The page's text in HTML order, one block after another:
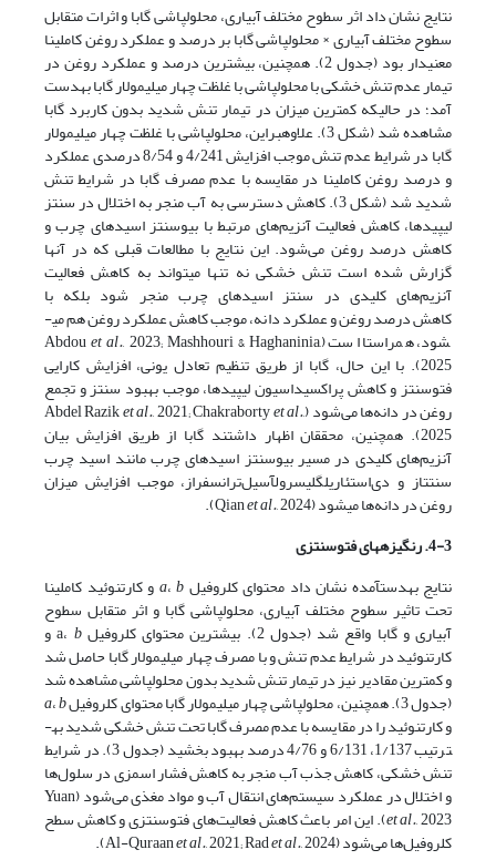
نتایج نشان داد اثر سطوح مختلف آبیاری، محلول­پاشی گابا و اثرات متقابل
سطوح مختلف آبیاری × محلول­پاشی گابا بر درصد و عملکرد روغن کاملینا
معنی­دار بود (جدول 2). همچنین، بیشترین درصد و عملکرد روغن در
تیمار عدم تنش خشکی با محلول­پاشی با غلظت چهار میلی­مولار گابا به­دست
آمد؛ در حالی­که کمترین میزان در تیمار تنش شدید بدون کاربرد گابا
مشاهده شد (شکل 3). علاوه­بر­این، محلول­پاشی با غلظت چهار میلی­مولار
گابا در شرایط عدم تنش موجب افزایش 4/241 و 8/54 درصدی عملکرد
و درصد روغن کاملینا در مقایسه با عدم مصرف گابا در شرایط تنش
شدید شد (شکل 3). کاهش دسترسی به آب منجر به اختلال در سنتز
لیپیدها، کاهش فعالیت آنزیم‌های مرتبط با بیوسنتز اسیدهای چرب و
کاهش درصد روغن می‌شود. این نتایج با مطالعات قبلی که در آن­ها
گزارش شده است تنش خشکی نه تنها می­تواند به کاهش فعالیت
آنزیم‌های کلیدی در سنتز اسیدهای چرب منجر شود بلکه با
کاهش درصد روغن و عملکرد دانه، موجب کاهش عملکرد روغن هم می­
شود، هم­راستا است (Abdou et al., 2023; Mashhouri & Haghaninia,
2025). با این حال، گابا از طریق تنظیم تعادل یونی، افزایش کارایی
فتوسنتز و کاهش پراکسیداسیون لیپیدها، موجب بهبود سنتز و تجمع
روغن در دانه‌ها می‌شود (Abdel Razik et al., 2021; Chakrabortyet al.,
2025). همچنین، محققان اظهار داشتند گابا از طریق افزایش بیان
آنزیم‌های کلیدی در مسیر بیوسنتز اسیدهای چرب مانند اسید چرب
سنتتاز و دی‌استئاریل­گلیسرول­آسیل‌ترانسفراز، موجب افزایش میزان
روغن در دانه‌ها می­شود (Qian et al., 2024).
4-3. رنگیزه­های فتوسنتزی
نتایج به­دست­آمده نشان داد محتوای کلروفیل
a،b و کارتنوئید کاملینا
تحت تاثیر سطوح مختلف آبیاری، محلول­پاشی گابا و اثر متقابل سطوح
آبیاری و گابا واقع شد (جدول 2). بیشترین محتوای کلروفیل a، b و
کارتنوئید در شرایط عدم تنش و با مصرف چهار میلی­مولار گابا حاصل شد
و کمترین مقادیر نیز در تیمار تنش شدید بدون محلول­پاشی مشاهده شد
(جدول 3). همچنین، محلول­پاشی چهار میلی­مولار گابا محتوای کلروفیل a،b
و کارتنوئید را در مقایسه با عدم مصرف گابا تحت تنش خشکی شدید به­
ترتیب 1/137، 6/131 و 4/76 درصد بهبود بخشید (جدول 3). در شرایط
تنش خشکی، کاهش جذب آب منجر به کاهش فشار اسمزی در سلول‌ها
و اختلال در عملکرد سیستم‌های انتقال آب و مواد مغذی می‌شود (Yuan
et al., 2023). این امر باعث کاهش فعالیت‌های فتوسنتزی و کاهش سطح
کلروفیل‌ها می‌شود (Al-Quraan et al., 2021; Radet al., 2024).